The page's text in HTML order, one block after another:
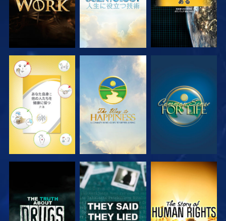
観る 観る 観る
観る 観る